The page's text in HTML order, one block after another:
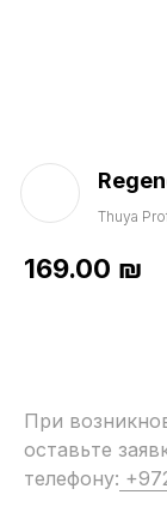
Thuya
169.00 ₪
При
оставьте
телефону: